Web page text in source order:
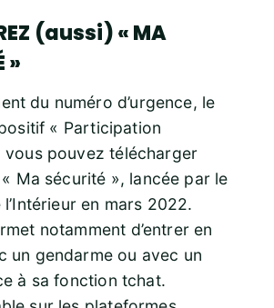
(aussi) « MA
»
du numéro d’urgence, le
« Participation
vous pouvez télécharger
« Ma sécurité », lancée par le
en mars 2022.
notamment d’entrer en
un gendarme ou avec un
à sa fonction tchat.